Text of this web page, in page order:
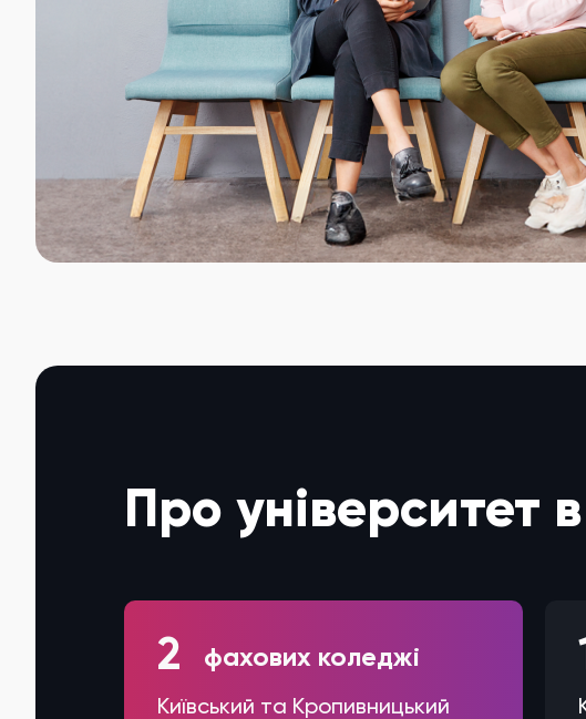
Про університет
2 фахових коледжі
Київський та Кропивницький